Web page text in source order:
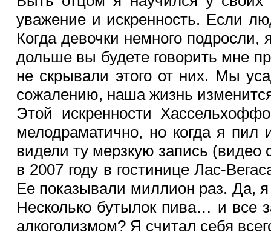
уважение и искренность. Если
Когда девочки немного
дольше вы будете говорить мне
не скрывали этого от них. Мы
сожалению, наша жизнь
Этой искренности
мелодраматично, но когда я пил
видели ту мерзкую запись
в 2007 году в гостинице Лас-
Ее показывали миллион раз. Да,
Несколько бутылок пива… и все
алкоголизмом? Я считал себя